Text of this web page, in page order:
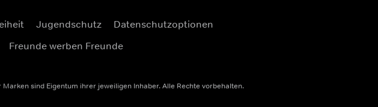
Jugendschutz
Datenschutzoptionen
Freunde werben Freunde
sind Eigentum ihrer jeweiligen Inhaber. Alle Rechte vorbehalten.